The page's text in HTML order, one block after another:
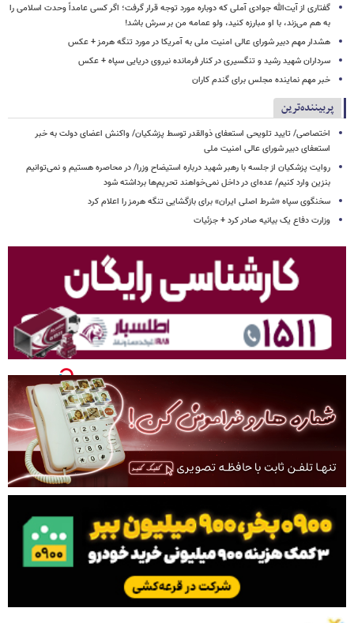
گفتاری از آیت‌الله جوادی آملی که دوباره مورد توجه قرار گرفت؛ اگر کسی عامداً وحدت اسلامی را
به هم می‌زند، با او مبارزه کنید، ولو عمامه من بر سرش باشد!
هشدار مهم دبیر شورای عالی امنیت ملی به آمریکا در مورد تنگه هرمز + عکس
سرداران شهید رشید و تنگسیری در کنار فرمانده نیروی دریایی سپاه + عکس
خبر مهم نماینده مجلس برای گندم کاران
پربیننده‌ترین
اختصاصی/ تایید تلویحی استعفای ذوالقدر توسط پزشکیان/ واکنش اعضای دولت به خبر
استعفای دبیر شورای عالی امنیت ملی
روایت پزشکیان از جلسه با رهبر شهید درباره استیضاح وزرا/ در محاصره هستیم و نمی‌توانیم
بنزین وارد کنیم/ عده‌ای در داخل نمی‌خواهند تحریم‌ها برداشته شود
سخنگوی سپاه «شرط اصلی ایران» برای بازگشایی تنگه هرمز را اعلام کرد
وزارت دفاع یک بیانیه صادر کرد + جزئیات